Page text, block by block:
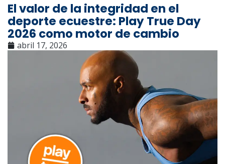
El valor de la integridad en el
deporte ecuestre: Play True Day
2026 como motor de cambio
abril 17, 2026